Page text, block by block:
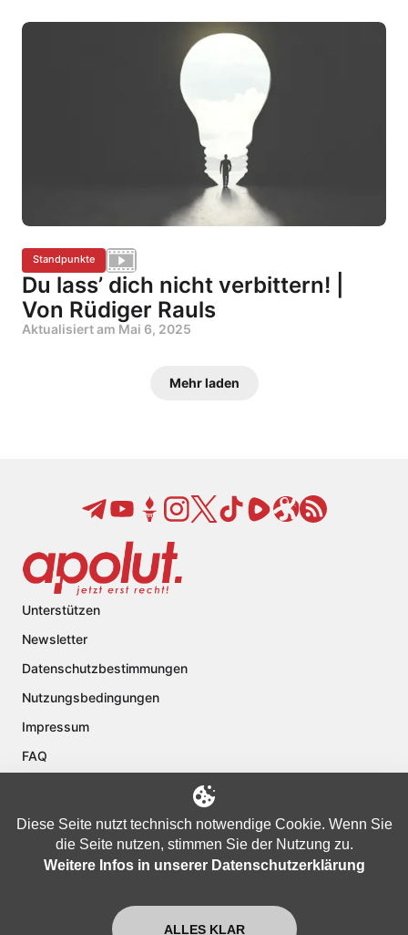
Standpunkte
Du lass’ dich nicht verbittern! |
Von Rüdiger Rauls
Aktualisiert am Mai 6, 2025
Mehr laden
Unterstützen
Newsletter
Datenschutzbestimmungen
Nutzungsbedingungen
Impressum
FAQ
Diese Seite nutzt technisch notwendige Cookie. Wenn Sie
die Seite nutzen, stimmen Sie der Nutzung zu.
Weitere Infos in unserer Datenschutzerklärung
ALLES KLAR